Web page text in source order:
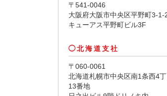
〒541-0046
大阪府大阪市中央区平野町3-1-
キューアス平野町ビル3F
北海道支社
〒060-0061
北海道札幌市中央区南1条西4丁
13番地